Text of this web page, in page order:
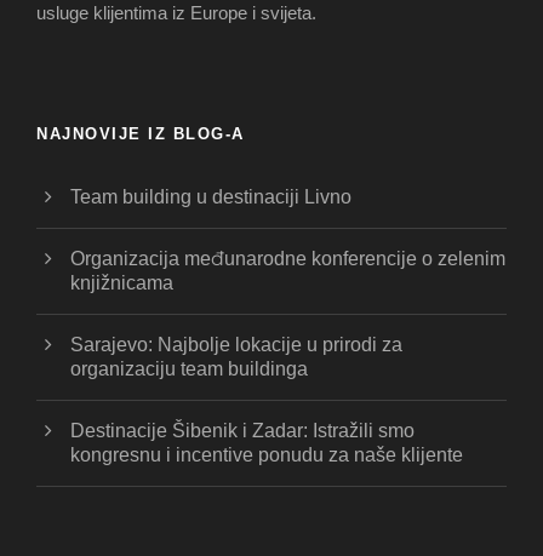
usluge klijentima iz Europe i svijeta.
NAJNOVIJE IZ BLOG-A
Team building u destinaciji Livno
Organizacija međunarodne konferencije o zelenim
knjižnicama
Sarajevo: Najbolje lokacije u prirodi za
organizaciju team buildinga
Destinacije Šibenik i Zadar: Istražili smo
kongresnu i incentive ponudu za naše klijente